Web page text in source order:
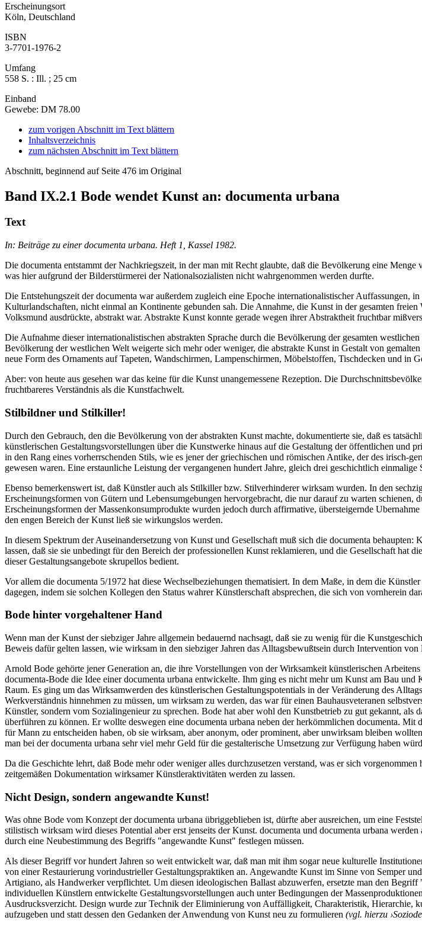
Erscheinungsort
Köln, Deutschland
ISBN
3-7701-1976-2
Umfang
558 S. : Ill. ; 25 cm
Einband
Gewebe: DM 78.00
zum vorigen Abschnitt im Text blättern
Inhaltsverzeichnis
zum nächsten Abschnitt im Text blättern
Abschnitt, beginnend auf Seite 476 im Original
Band IX.2.1 Bode wendet Kunst an: documenta urbana
Text
In: Beiträge zu einer documenta urbana. Heft 1, Kassel 1982.
Die documenta entstammt der Nachkriegszeit, in der man mit Recht glaubte, daß die Bevölkerung eine
was hier aufgrund der Bilderstürmerei der Nationalsozialisten nicht wahrgenommen werden durfte.
Die Entstehungszeit der documenta war außerdem zugleich eine Epoche internationalistischer Auffassungen,
Kulturlandschaften, nicht einmal an Kontinente gebunden sah. Die Annahme, die Kunst in der gesamten
Volksmund ausdrückte, abstrakt war. Abstrakte Kunst konnte gerade wegen ihrer Abstraktheit fruchtbar
Die Aufnahme dieser internationalistischen abstrakten Sprache durch die Bevölkerung der gesamten
Bevölkerung der westlichen Welt weigerte sich mehr oder weniger, die abstrakte Kunst in Gestalt von
neue Form des Ornaments auf Tapeten, Wandschirmen, Lampenschirmen, Möbelstoffen, Tischdecken und in
Aber: von heute aus gesehen war das keine für die Kunst unangemessene Rezeption. Die
fruchtbareres Verständnis als die Kunstfachwelt.
Stilbildner und Stilkiller!
Durch den Gebrauch, den die Bevölkerung von der abstrakten Kunst machte, dokumentierte sie, daß es
künstlerischen Gestaltungsvorstellungen über die Kunstwerke hinaus auf die Gestaltung der öffentlichen und
in den Rang eines vorherrschenden Stils, wie es jener der griechischen und römischen Antike, der des irisch-
gewesen waren. Eine erstaunliche Leistung der vergangenen hundert Jahre, gleich drei geschichtlich einmalige
Ebenso bemerkenswert ist, daß Künstler auch als Stilkiller bzw. Stilverhinderer wirksam wurden. In den
Erscheinungsformen von Gütern und Lebensumgebungen hervorgebracht, die nur darauf zu warten
Erscheinungsformen der Massenkonsumprodukte wurden jedoch durch affirmative, übersteigernde
den engen Bereich der Kunst ließ sie wirkungslos werden.
In diesem Spektrum der Auseinandersetzung von Kunst und Gesellschaft muß sich die documenta
lassen, daß sie sie unbedingt für den Bereich der professionellen Kunst reklamieren, und die Gesellschaft hat
dieser Gestaltungsangebote skrupellos bedient.
Vor allem die documenta 5/1972 hat diese Wechselbeziehungen thematisiert. In dem Maße, in dem die
dagegen, indem sie solchen Kollegen den Status wahrer Künstlerschaft absprechen, die sich von vornherein
Bode hinter vorgehaltener Hand
Wenn man der Kunst der siebziger Jahre allgemein bedauernd nachsagt, daß sie zu wenig für die
Beweis dafür gelten lassen, wie wirksam in den siebziger Jahren das Alltagsbewußtsein durch Intervention
Arnold Bode gehörte jener Generation an, die ihre Vorstellungen von der Wirksamkeit künstlerischen
documenta-Bode die Idee einer documenta urbana entwickelte. Ihm ging es nicht mehr um Kunst am Bau
Raum. Es ging um das Wirksamwerden des künstlerischen Gestaltungspotentials in der Veränderung des
Werkverständnis hinnehmen zu müssen, um wirksam zu werden, das war für einen Bauhausveteranen
Künstler, sondern vom Sozialingenieur zu sprechen. Bode hat aber wohl den Kunstbetrieb zu gut gekannt,
überführen zu können. Er wollte deswegen eine documenta urbana neben der herkömmlichen documenta.
für Mann zu entscheiden haben, ob sie wirksam, aber anonym, oder prominent, aber unwirksam bleiben
man bei der documenta urbana sehr viel mehr Geld für die gestalterische Umsetzung zur Verfügung haben
Da die Geschichte lehrt, daß Bode mehr oder weniger alles durchzusetzen verstand, was er sich
zeitgemäßen Dokumentation wirksamer Künstleraktivitäten werden zu lassen.
Nicht Design, sondern angewandte Kunst!
Was ohne Bode vom Konzept der documenta urbana übriggeblieben ist, dürfte aber ausreichen, um eine
stilistisch wirksam wird dieses Potential aber erst jenseits der Kunst. documenta und documenta urbana
durch eine Neubestimmung des Begriffs "angewandte Kunst" festlegen müssen.
Als dieser Begriff vor hundert Jahren so weit entwickelt war, daß man mit ihm sogar neue kulturelle
von einer Restaurierung vorindustrieller Gestaltungspraktiken an. Angewandte Kunst im Sinne von Semper
Artigiano, als Handwerker verpflichtet. Um diesen ideologischen Ballast abzuwerfen, ersetzte man den
individuellen Künstlern entwickelte Gestaltungsvorstellungen auch unter Bedingungen der
Ausdrucksverzicht. Design wurde zur Technik der Eliminierung von Auffälligkeit, Charakteristik, Hierarchie,
aufzugeben und statt dessen den Gedanken der Anwendung von Kunst neu zu formulieren (vgl. hierzu